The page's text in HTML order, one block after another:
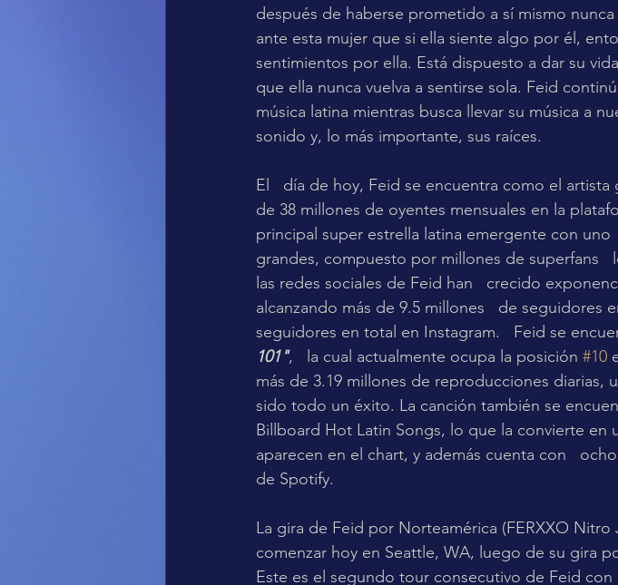
después de haberse prometido a sí mismo
ante esta mujer que si ella siente algo por él,
sentimientos por ella. Está dispuesto a dar su
que ella nunca vuelva a sentirse sola. Feid
música latina mientras busca llevar su música a
sonido y, lo más importante, sus raíces.
El   día de hoy, Feid se encuentra como el artista
de 38 millones de oyentes mensuales en la
principal super estrella latina emergente con
grandes, compuesto por millones de superfans
las redes sociales de Feid han   crecido
alcanzando más de 9.5 millones   de seguidores
seguidores en total en Instagram.   Feid se
101",   la cual actualmente ocupa la posición #10
más de 3.19 millones de reproducciones diarias,
sido todo un éxito. La canción también se
Billboard Hot Latin Songs, lo que la convierte en
aparecen en el chart, y además cuenta con
de Spotify.
La gira de Feid por Norteamérica (FERXXO
comenzar hoy en Seattle, WA, luego de su gira
Este es el segundo tour consecutivo de Feid